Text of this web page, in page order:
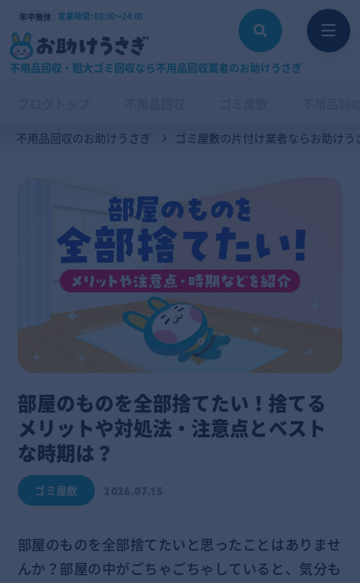
年中無休 営業時間: 08:00〜24:00
不用品回収・粗大ゴミ回収なら不用品回収業者のお助けうさぎ
不用品回収のお助けうさぎ ゴミ屋敷の片付け業者ならお助けう
部屋のものを全部捨てたい！捨てる
メリットや対処法・注意点とベスト
な時期は？
ゴミ屋敷
部屋のものを全部捨てたいと思ったことはありませ
んか？部屋の中がごちゃごちゃしていると、気分も